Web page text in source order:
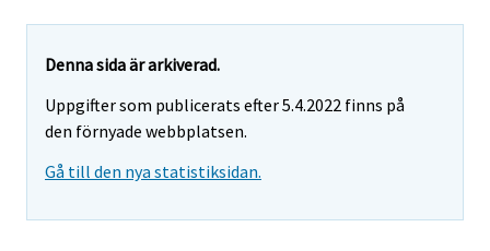
Denna sida är arkiverad.
Uppgifter som publicerats efter 5.4.2022 finns på
den förnyade webbplatsen.
Gå till den nya statistiksidan.